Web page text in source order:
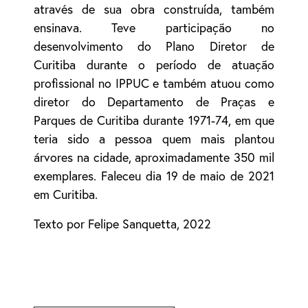
através de sua obra construída, também
ensinava. Teve participação no
desenvolvimento do Plano Diretor de
Curitiba durante o período de atuação
profissional no IPPUC e também atuou como
diretor do Departamento de Praças e
Parques de Curitiba durante 1971-74, em que
teria sido a pessoa quem mais plantou
árvores na cidade, aproximadamente 350 mil
exemplares. Faleceu dia 19 de maio de 2021
em Curitiba.
Texto por Felipe Sanquetta, 2022